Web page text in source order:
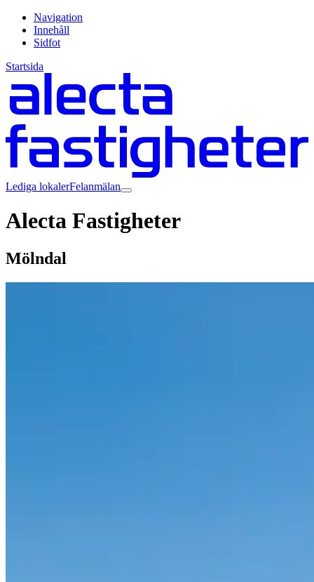
Navigation
Innehåll
Sidfot
Startsida
Lediga lokalerFelanmälan
Alecta Fastigheter
Mölndal